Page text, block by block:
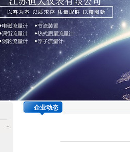
企业动态